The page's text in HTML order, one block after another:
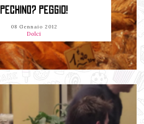
PECHINO? PEGGIO!
08 Gennaio 2012
Dolci